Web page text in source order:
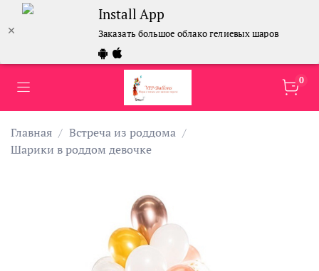
Install App
Заказать большое облако гелиевых шаров
0
Главная
Встреча из роддома
Шарики в роддом девочке